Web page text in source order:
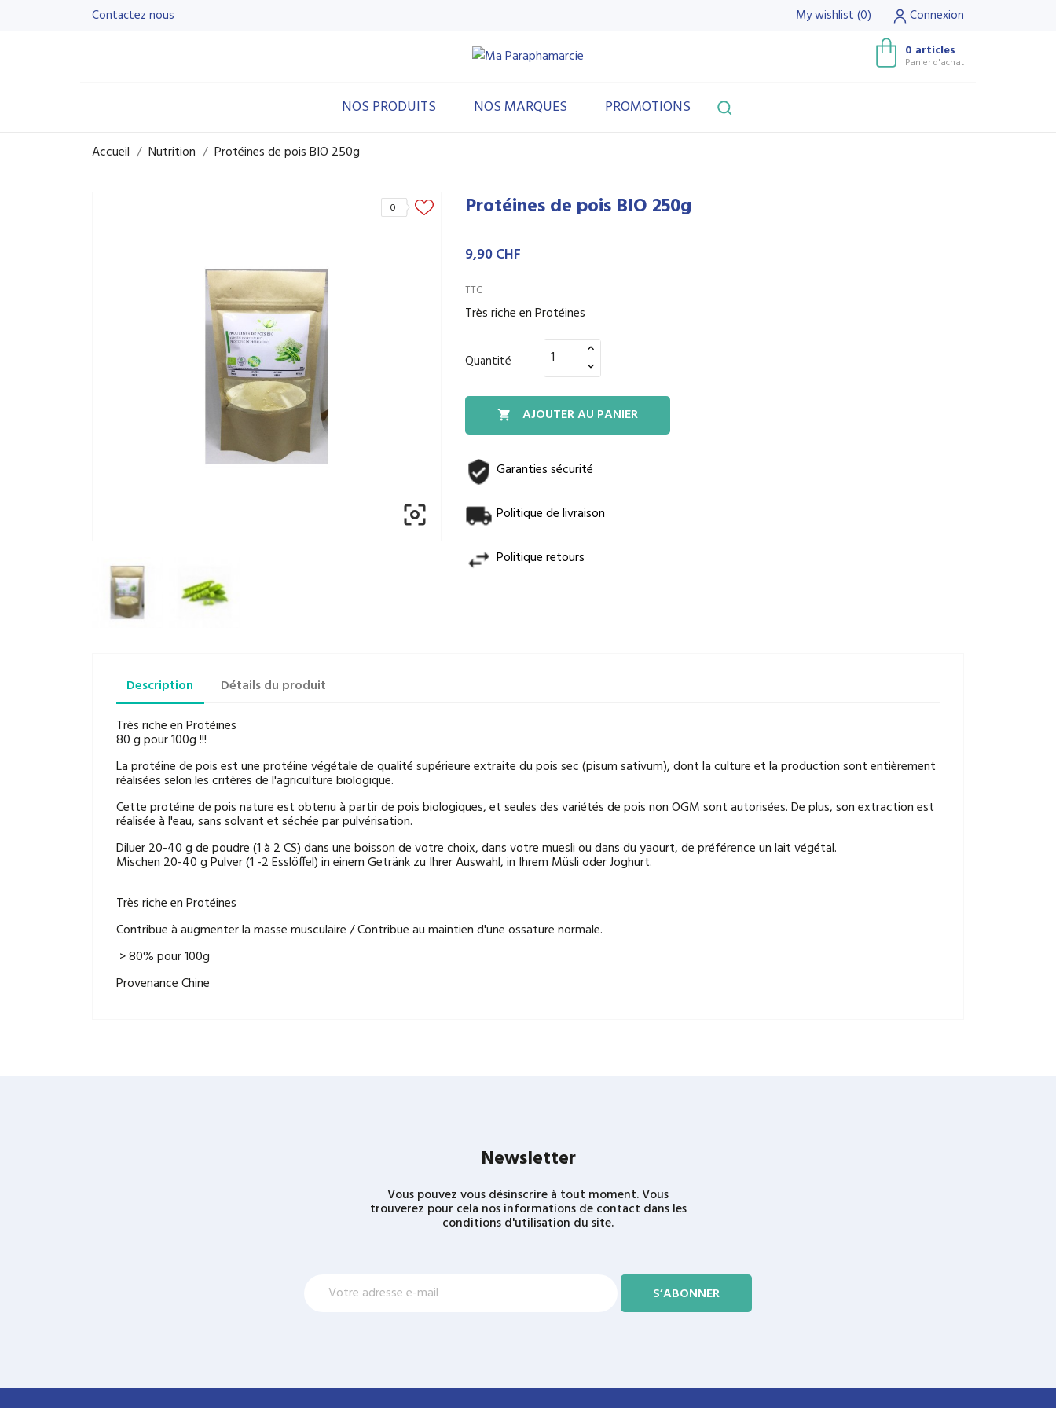
Contactez nous My wishlist (0) Connexion
0 articles
Panier d'achat
NOS PRODUITS NOS MARQUES PROMOTIONS
Accueil Nutrition Protéines de pois BIO 250g

0 Protéines de pois BIO 250g
9,90 CHF
TTC
Très riche en Protéines
Quantité
 AJOUTER AU PANIER
Garanties sécurité
Politique de livraison
Politique retours
Description
Détails du produit
Très riche en Protéines
80 g pour 100g !!!
La protéine de pois est une protéine végétale de qualité supérieure extraite du pois sec (pisum sativum), dont la culture et la production sont entièrement
réalisées selon les critères de l'agriculture biologique.
Cette protéine de pois nature est obtenu à partir de pois biologiques, et seules des variétés de pois non OGM sont autorisées. De plus, son extraction est
réalisée à l'eau, sans solvant et séchée par pulvérisation.
Diluer 20-40 g de poudre (1 à 2 CS) dans une boisson de votre choix, dans votre muesli ou dans du yaourt, de préférence un lait végétal.
Mischen 20-40 g Pulver (1 -2 Esslöffel) in einem Getränk zu Ihrer Auswahl, in Ihrem Müsli oder Joghurt.
Très riche en Protéines
Contribue à augmenter la masse musculaire / Contribue au maintien d'une ossature normale.
> 80% pour 100g
Provenance Chine
Newsletter
Vous pouvez vous désinscrire à tout moment. Vous
trouverez pour cela nos informations de contact dans les
conditions d'utilisation du site.